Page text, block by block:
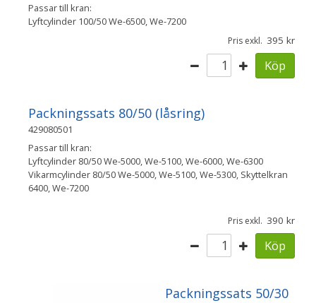
Passar till kran:
Lyftcylinder 100/50 We-6500, We-7200
Pris exkl. 395
Köp
Packningssats 80/50 (låsring)
429080501
Passar till kran:
Lyftcylinder 80/50 We-5000, We-5100, We-6000, We-6300
Vikarmcylinder 80/50 We-5000, We-5100, We-5300, Skyttelkran
6400, We-7200
Pris exkl. 390
Köp
Packningssats 50/30